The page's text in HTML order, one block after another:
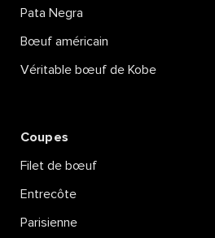
Pata Negra
Bœuf américain
Véritable bœuf de Kobe
Coupes
Filet de bœuf
Entrecôte
Parisienne